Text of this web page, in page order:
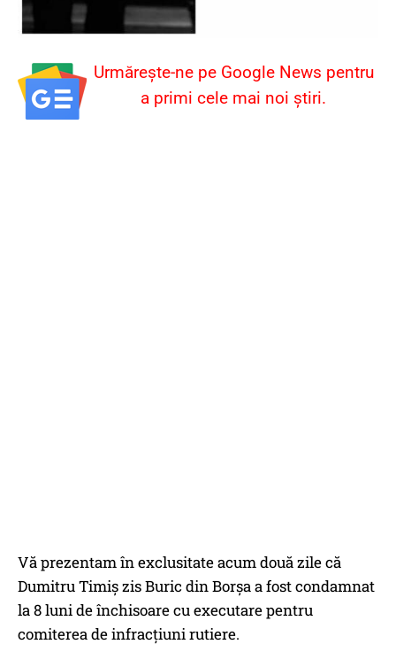
Urmărește-ne pe Google News pentru
a primi cele mai noi știri.
Vă prezentam în exclusitate acum două zile că
Dumitru Timiș zis Buric din Borșa a fost condamnat
la 8 luni de închisoare cu executare pentru
comiterea de infracțiuni rutiere.